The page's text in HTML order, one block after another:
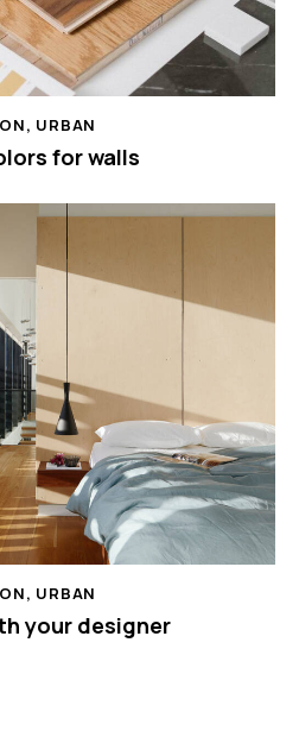
, URBAN
for walls
, URBAN
your designer